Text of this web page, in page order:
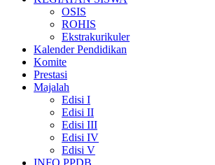
OSIS
ROHIS
Ekstrakurikuler
Kalender Pendidikan
Komite
Prestasi
Majalah
Edisi I
Edisi II
Edisi III
Edisi IV
Edisi V
INFO PPDB